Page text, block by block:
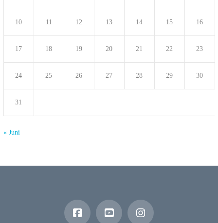
10 11 12 13 14 15 16
17 18 19 20 21 22 23
24 25 26 27 28 29 30
31
« Juni